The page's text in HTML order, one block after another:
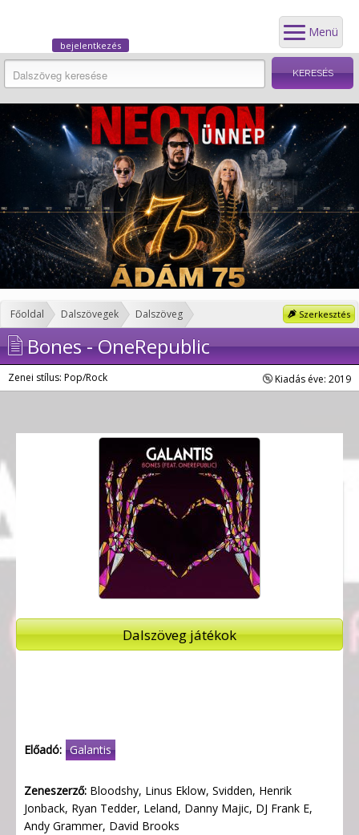
Menü
bejelentkezés
Szerkesztés
Főoldal Dalszövegek Dalszöveg
Bones - OneRepublic
Zenei stílus: Pop/Rock Kiadás éve: 2019
Dalszöveg játékok
Előadó: Galantis
Zeneszerző: Bloodshy, Linus Eklow, Svidden, Henrik
Jonback, Ryan Tedder, Leland, Danny Majic, DJ Frank E,
Andy Grammer, David Brooks